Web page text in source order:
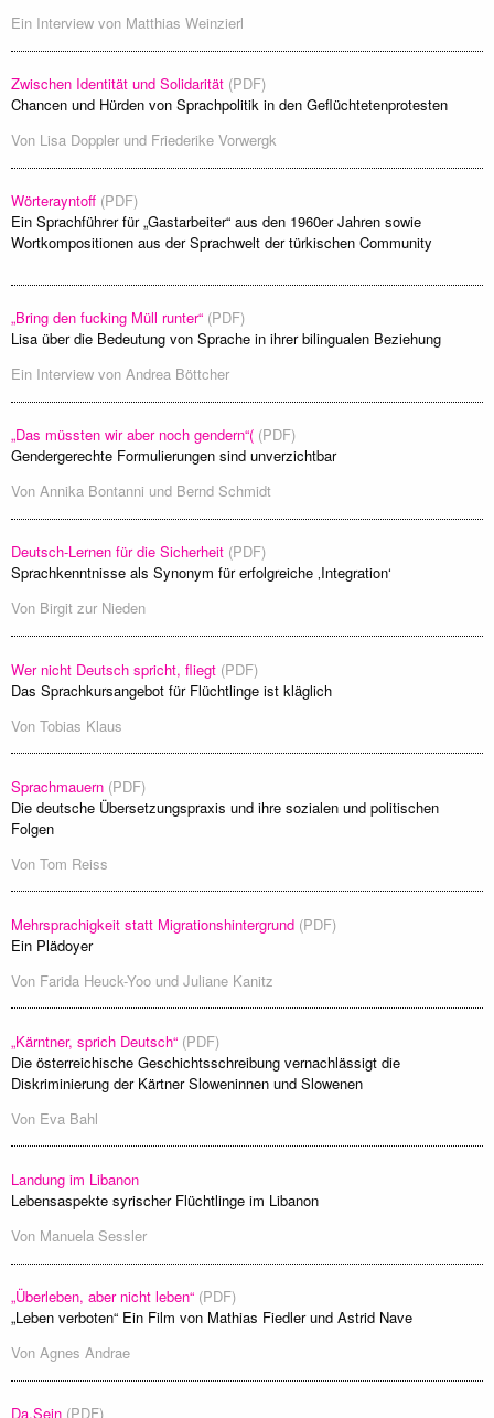
Ein Interview von Matthias Weinzierl
Zwischen Identität und Solidarität (PDF)
Chancen und Hürden von Sprachpolitik in den Geflüchtetenprotesten
Von Lisa Doppler und Friederike Vorwergk
Wörterayntoff (PDF)
Ein Sprachführer für „Gastarbeiter“ aus den 1960er Jahren sowie
Wortkompositionen aus der Sprachwelt der türkischen Community
„Bring den fucking Müll runter“ (PDF)
Lisa über die Bedeutung von Sprache in ihrer bilingualen Beziehung
Ein Interview von Andrea Böttcher
„Das müssten wir aber noch gendern“( (PDF)
Gendergerechte Formulierungen sind unverzichtbar
Von Annika Bontanni und Bernd Schmidt
Deutsch-Lernen für die Sicherheit (PDF)
Sprachkenntnisse als Synonym für erfolgreiche ‚Integration‘
Von Birgit zur Nieden
Wer nicht Deutsch spricht, fliegt (PDF)
Das Sprachkursangebot für Flüchtlinge ist kläglich
Von Tobias Klaus
Sprachmauern (PDF)
Die deutsche Übersetzungspraxis und ihre sozialen und politischen
Folgen
Von Tom Reiss
Mehrsprachigkeit statt Migrationshintergrund (PDF)
Ein Plädoyer
Von Farida Heuck-Yoo und Juliane Kanitz
„Kärntner, sprich Deutsch“ (PDF)
Die österreichische Geschichtsschreibung vernachlässigt die
Diskriminierung der Kärtner Sloweninnen und Slowenen
Von Eva Bahl
Landung im Libanon
Lebensaspekte syrischer Flüchtlinge im Libanon
Von Manuela Sessler
„Überleben, aber nicht leben“ (PDF)
„Leben verboten“ Ein Film von Mathias Fiedler und Astrid Nave
Von Agnes Andrae
Da.Sein (PDF)